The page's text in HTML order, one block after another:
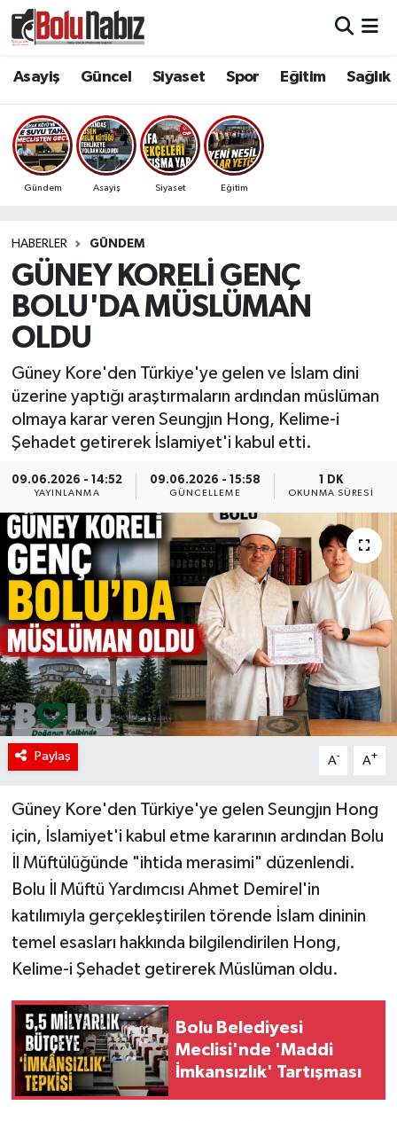
Asayiş Güncel Siyaset Spor Eğitim Sağlık
Gündem Asayiş Siyaset Eğitim
HABERLER GÜNDEM
GÜNEY KORELİ GENÇ
BOLU'DA MÜSLÜMAN
OLDU
Güney Kore'den Türkiye'ye gelen ve İslam dini
üzerine yaptığı araştırmaların ardından müslüman
olmaya karar veren Seungjın Hong, Kelime-i
Şehadet getirerek İslamiyet'i kabul etti.
09.06.2026 - 14:52
YAYINLANMA
09.06.2026 - 15:58
GÜNCELLEME
1 DK
OKUNMA SÜRESI
Paylaş A- A+
Güney Kore'den Türkiye'ye gelen Seungjın Hong
için, İslamiyet'i kabul etme kararının ardından Bolu
İl Müftülüğünde "ihtida merasimi" düzenlendi.
Bolu İl Müftü Yardımcısı Ahmet Demirel'in
katılımıyla gerçekleştirilen törende İslam dininin
temel esasları hakkında bilgilendirilen Hong,
Kelime-i Şehadet getirerek Müslüman oldu.
Bolu Belediyesi
Meclisi'nde 'Maddi
İmkansızlık' Tartışması
Güncel
Bolu Hava Durumu
Bolu Namaz Vakitleri
Süper Lig Puan Durumu ve Fikstür
Tüm Manşetler
Son Dakika Haberleri
Haber Arşivi